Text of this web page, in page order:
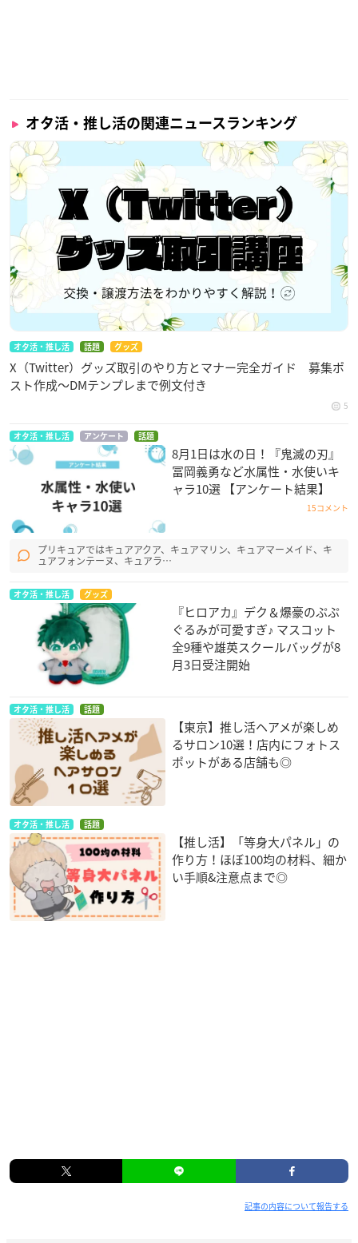
オタ活・推し活の関連ニュースランキング
オタ活・推し活 話題 グッズ
X（Twitter）グッズ取引のやり方とマナー完全ガイド 募集ポ
スト作成〜DMテンプレまで例文付き
5
オタ活・推し活 アンケート 話題
8月1日は水の日！『鬼滅の刃』
冨岡義勇など水属性・水使いキ
ャラ10選 【アンケート結果】
15コメント
プリキュアではキュアアクア、キュアマリン、キュアマーメイド、キ
ュアフォンテーヌ、キュアラ…
オタ活・推し活 グッズ
『ヒロアカ』デク＆爆豪のぷぷ
ぐるみが可愛すぎ♪ マスコット
全9種や雄英スクールバッグが8
月3日受注開始
オタ活・推し活 話題
【東京】推し活ヘアメが楽しめ
るサロン10選！店内にフォトス
ポットがある店舗も◎
オタ活・推し活 話題
【推し活】「等身大パネル」の
作り方！ほぼ100均の材料、細か
い手順&注意点まで◎
記事の内容について報告する